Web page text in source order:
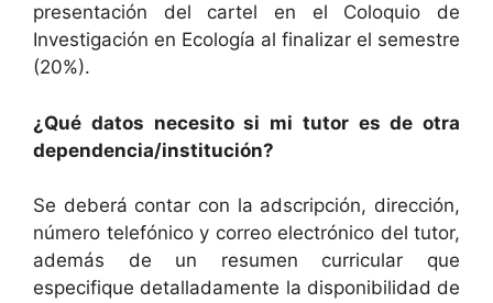
presentación del cartel en el Coloquio de
Investigación en Ecología al finalizar el semestre
(20%).
¿Qué datos necesito si mi tutor es de otra
dependencia/institución?
Se deberá contar con la adscripción, dirección,
número telefónico y correo electrónico del tutor,
además de un resumen curricular que
especifique detalladamente la disponibilidad de